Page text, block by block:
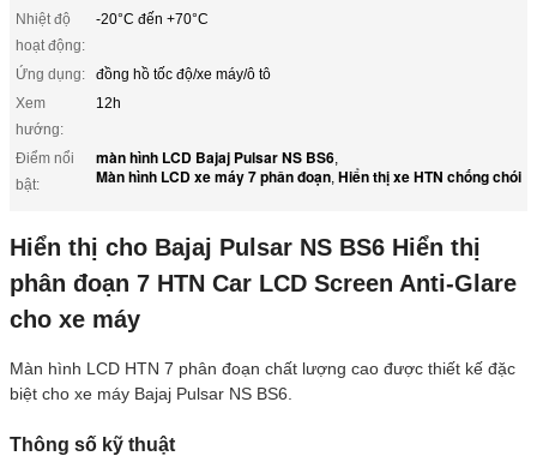
Nhiệt độ
hoạt động:
-20°C đến +70°C
Ứng dụng:
đồng hồ tốc độ/xe máy/ô tô
Xem
hướng:
12h
Điểm nổi
bật:
màn hình LCD Bajaj Pulsar NS BS6,
Màn hình LCD xe máy 7 phân đoạn, Hiển thị xe HTN chống chói
Hiển thị cho Bajaj Pulsar NS BS6 Hiển thị
phân đoạn 7 HTN Car LCD Screen Anti-Glare
cho xe máy
Màn hình LCD HTN 7 phân đoạn chất lượng cao được thiết kế đặc
biệt cho xe máy Bajaj Pulsar NS BS6.
Thông số kỹ thuật